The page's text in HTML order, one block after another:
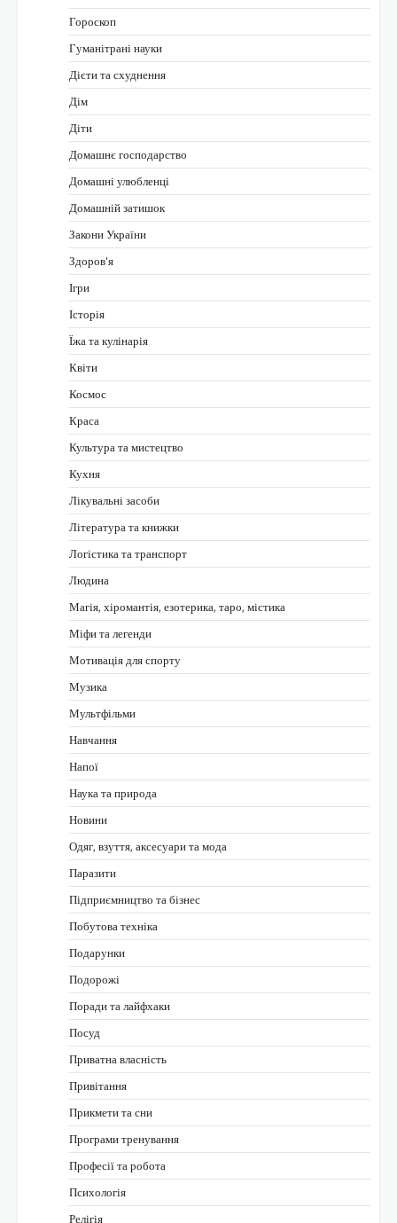
Гороскоп
Гуманітрані науки
Дієти та схуднення
Дім
Діти
Домашнє господарство
Домашні улюбленці
Домашній затишок
Закони України
Здоров'я
Ігри
Історія
Їжа та кулінарія
Квіти
Космос
Краса
Культура та мистецтво
Кухня
Лікувальні засоби
Література та книжки
Логістика та транспорт
Людина
Магія, хіромантія, езотерика, таро, містика
Міфи та легенди
Мотивація для спорту
Музика
Мультфільми
Навчання
Напої
Наука та природа
Новини
Одяг, взуття, аксесуари та мода
Паразити
Підприємництво та бізнес
Побутова техніка
Подарунки
Подорожі
Поради та лайфхаки
Посуд
Приватна власність
Привітання
Прикмети та сни
Програми тренування
Професії та робота
Психологія
Релігія